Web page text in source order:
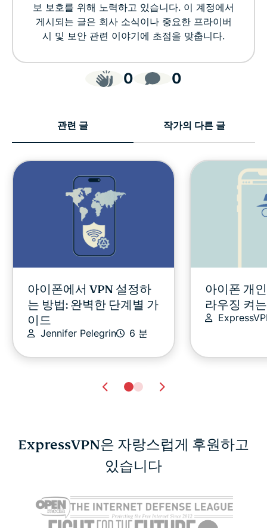
보 보호를 위해 노력하고 있습니다. 이 계정에서
게시되는 글은 회사 소식이나 중요한 프라이버
시 및 보안 관련 이야기에 초점을 맞춥니다.
0 0
관련 글 작가의 다른 글
아이폰에서 VPN 설정하
는 방법: 완벽한 단계별 가
이드
Jennifer Pelegrin 6 분
아이폰 개
라우징 켜
휴대폰이 도청당했는지
ExpressVPN은 자랑스럽게 후원하고
있습니다